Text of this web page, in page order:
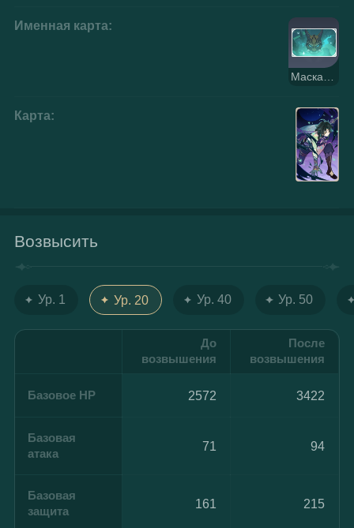
Именная карта:
Маска Якса
Карта:
Возвысить
Ур. 1 Ур. 20 Ур. 40 Ур. 50
До
возвышения
После
возвышения
Базовое HP 2572 3422
Базовая
атака
71 94
Базовая
защита
161 215